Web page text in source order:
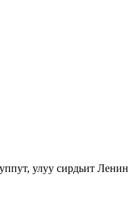
улуу сирдьит Ленин